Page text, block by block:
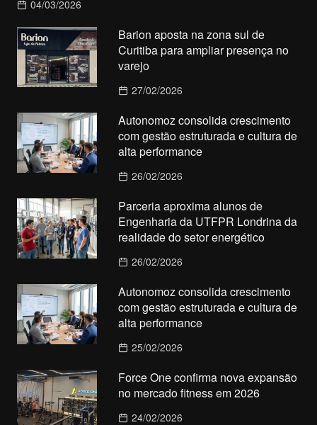
04/03/2026
Barion aposta na zona sul de
Curitiba para ampliar presença no
varejo
27/02/2026
Autonomoz consolida crescimento
com gestão estruturada e cultura de
alta performance
26/02/2026
Parceria aproxima alunos de
Engenharia da UTFPR Londrina da
realidade do setor energético
26/02/2026
Autonomoz consolida crescimento
com gestão estruturada e cultura de
alta performance
25/02/2026
Force One confirma nova expansão
no mercado fitness em 2026
24/02/2026